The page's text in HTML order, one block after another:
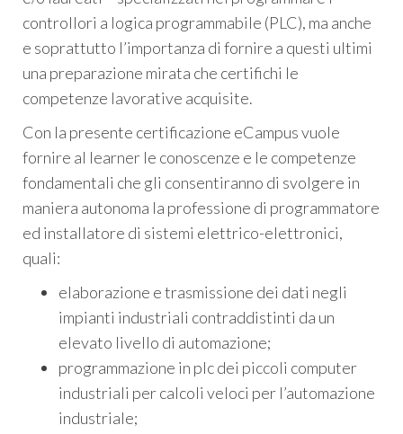
controllori a logica programmabile (PLC), ma anche
e soprattutto l’importanza di fornire a questi ultimi
una preparazione mirata che certifichi le
competenze lavorative acquisite.
Con la presente certificazione eCampus vuole
fornire al learner le conoscenze e le competenze
fondamentali che gli consentiranno di svolgere in
maniera autonoma la professione di programmatore
ed installatore di sistemi elettrico-elettronici,
quali:
elaborazione e trasmissione dei dati negli
impianti industriali contraddistinti da un
elevato livello di automazione;
programmazione in plc dei piccoli computer
industriali per calcoli veloci per l’automazione
industriale;